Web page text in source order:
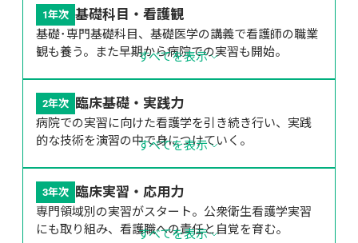
1年次 基礎科目・看護観
基礎･専門基礎科目、基礎医学の講義で看護師の職業
観も養う。また早期から病院での実習も開始。
すべてを表示
2年次 臨床基礎・実践力
病院での実習に向けた看護学を引き続き行い、実践
的な技術を演習の中で身につけていく。
すべてを表示
3年次 臨床実習・応用力
専門領域別の実習がスタート。公衆衛生看護学実習
にも取り組み、看護職への責任と自覚を育む。
すべてを表示